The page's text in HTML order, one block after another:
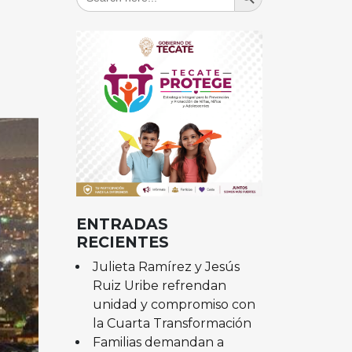
ENTRADAS
RECIENTES
Julieta Ramírez y Jesús
Ruiz Uribe refrendan
unidad y compromiso con
la Cuarta Transformación
Familias demandan a